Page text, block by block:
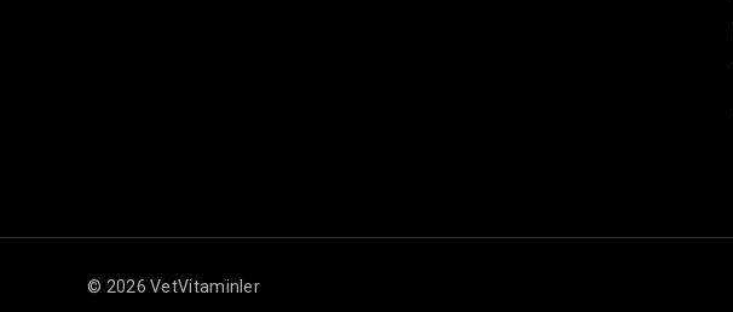
© 2026 VetVitaminler